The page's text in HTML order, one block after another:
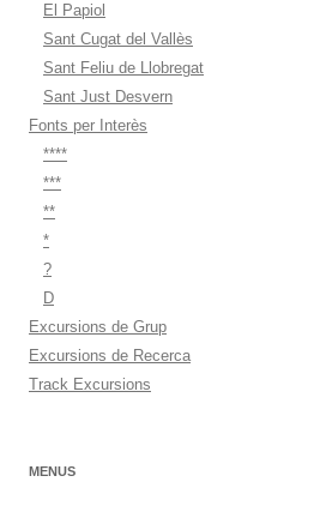
El Papiol
Sant Cugat del Vallès
Sant Feliu de Llobregat
Sant Just Desvern
Fonts per Interès
****
***
**
*
?
D
Excursions de Grup
Excursions de Recerca
Track Excursions
MENUS